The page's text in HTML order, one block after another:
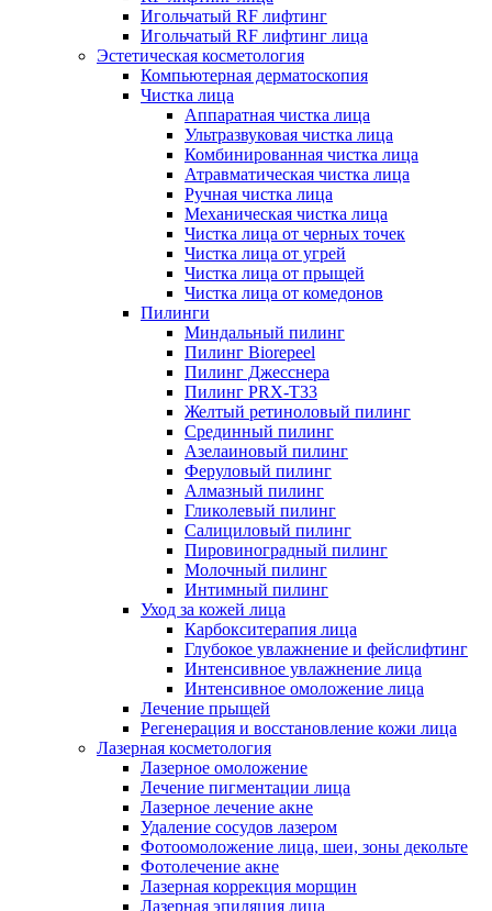
Игольчатый RF лифтинг
Игольчатый RF лифтинг лица
Эстетическая косметология
Компьютерная дерматоскопия
Чистка лица
Аппаратная чистка лица
Ультразвуковая чистка лица
Комбинированная чистка лица
Атравматическая чистка лица
Ручная чистка лица
Механическая чистка лица
Чистка лица от черных точек
Чистка лица от угрей
Чистка лица от прыщей
Чистка лица от комедонов
Пилинги
Миндальный пилинг
Пилинг Biorepeel
Пилинг Джесснера
Пилинг PRX-T33
Желтый ретиноловый пилинг
Срединный пилинг
Азелаиновый пилинг
Феруловый пилинг
Алмазный пилинг
Гликолевый пилинг
Салициловый пилинг
Пировиноградный пилинг
Молочный пилинг
Интимный пилинг
Уход за кожей лица
Карбокситерапия лица
Глубокое увлажнение и фейслифтинг
Интенсивное увлажнение лица
Интенсивное омоложение лица
Лечение прыщей
Регенерация и восстановление кожи лица
Лазерная косметология
Лазерное омоложение
Лечение пигментации лица
Лазерное лечение акне
Удаление сосудов лазером
Фотоомоложение лица, шеи, зоны декольте
Фотолечение акне
Лазерная коррекция морщин
Лазерная эпиляция лица